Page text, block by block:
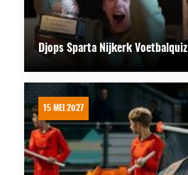
Djops Sparta Nijkerk Voetbalquiz
15 MEI 2027